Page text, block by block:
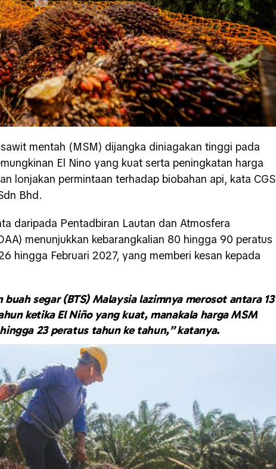
mentah (MSM) dijangka diniagakan tinggi pada
El Nino yang kuat serta peningkatan harga
lonjakan permintaan terhadap biobahan api, kata CGS
Bhd.
daripada Pentadbiran Lautan dan Atmosfera
menunjukkan kebarangkalian 80 hingga 90 peratus
hingga Februari 2027, yang memberi kesan kepada
segar (BTS) Malaysia lazimnya merosot antara 13
ketika El Niño yang kuat, manakala harga MSM
23 peratus tahun ke tahun,” katanya.